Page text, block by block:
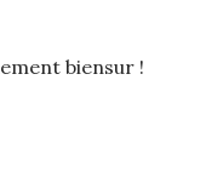
biensur !